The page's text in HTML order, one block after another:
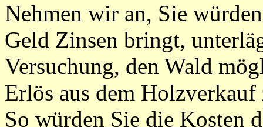
Nehmen wir an, Sie
Geld Zinsen bringt,
Versuchung, den Wald
Erlös aus dem
So würden Sie die Kosten